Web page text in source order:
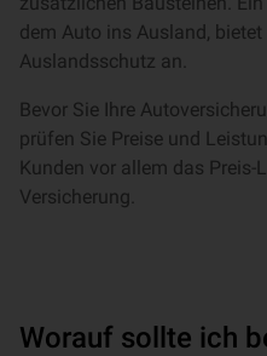
dem Auto ins Ausland,
Auslandsschutz an.
Bevor Sie Ihre
prüfen Sie Preise und
Kunden vor allem das Preis-
Versicherung.
Worauf sollte ich